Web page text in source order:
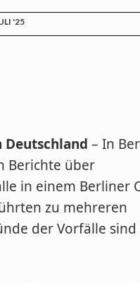
'25
– In
Berichte über
in einem Berliner
zu mehreren
der Vorfälle sind